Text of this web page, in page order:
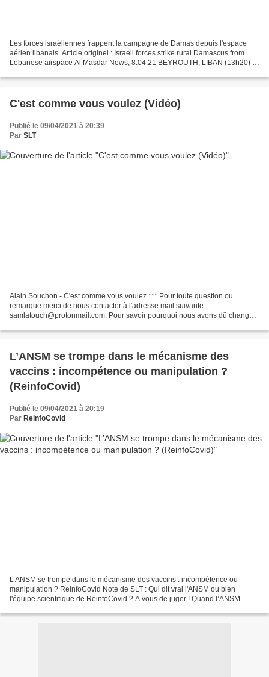
Les forces israéliennes frappent la campagne de Damas depuis l'espace
aérien libanais. Article originel : Israeli forces strike rural Damascus from
Lebanese airspace Al Masdar News, 8.04.21 BEYROUTH, LIBAN (13h20) -
C'est comme vous voulez (Vidéo)
Publié le 09/04/2021 à 20:39
Par SLT
Alain Souchon - C'est comme vous voulez *** Pour toute question ou
remarque merci de nous contacter à l'adresse mail suivante :
samlatouch@protonmail.com. Pour savoir pourquoi nous avons dû changer
L’ANSM se trompe dans le mécanisme des
vaccins : incompétence ou manipulation ?
(ReinfoCovid)
Publié le 09/04/2021 à 20:19
Par ReinfoCovid
L’ANSM se trompe dans le mécanisme des vaccins : incompétence ou
manipulation ? ReinfoCovid Note de SLT : Qui dit vrai l'ANSM ou bien
l'équipe scientifique de ReinfoCovid ? A vous de juger ! Quand l’ANSM